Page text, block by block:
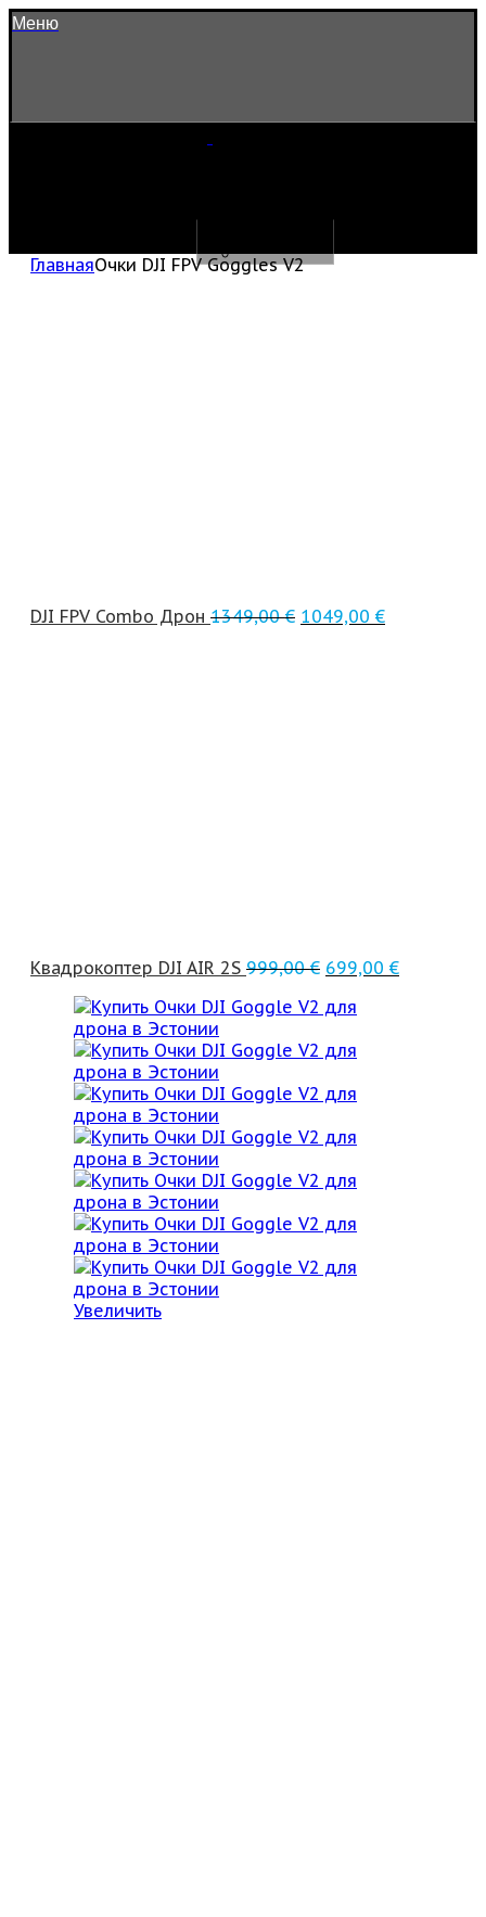
Меню
ГлавнаяОчки DJI FPV Goggles V2
DJI FPV Combo Дрон 1349,00€ 1049,00 €
Квадрокоптер DJI AIR 2S 999,00€ 699,00 €
Увеличить